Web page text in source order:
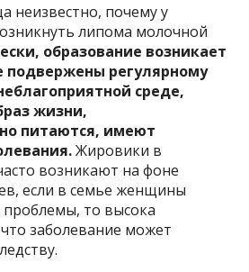
неизвестно, почему у
липома молочной
образование возникает
подвержены регулярному
среде,
жизни,
питаются, имеют
Жировики в
возникают на фоне
если в семье женщины
проблемы, то высока
заболевание может